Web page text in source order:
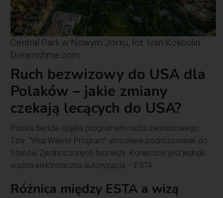
Central Park w Nowym Jorku, fot. Ivan Kokoulin
Dreamstime.com
Ruch bezwizowy do USA dla
Polaków – jakie zmiany
czekają lecących do USA?
Polska będzie objęta programem ruchu bezwizowego.
Tzw. “Visa Waiver Program” umożliwia podróżowanie do
Stanów Zjednoczonych bez wizy. Konieczne jest jednak
ważna elektroniczna autoryzacja – ESTA.
Różnica między ESTA a wizą